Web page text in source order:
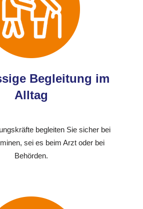
Begleitung im
Alltag
begleiten Sie sicher bei
sei es beim Arzt oder bei
Behörden.